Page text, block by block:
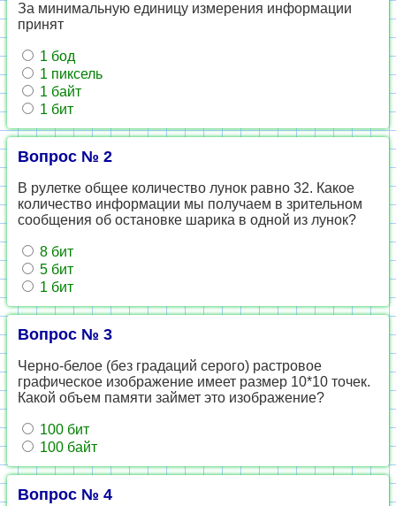
За минимальную единицу измерения информации
принят
1 бод
1 пиксель
1 байт
1 бит
Вопрос № 2
В рулетке общее количество лунок равно 32. Какое
количество информации мы получаем в зрительном
сообщения об остановке шарика в одной из лунок?
8 бит
5 бит
1 бит
Вопрос № 3
Черно-белое (без градаций серого) растровое
графическое изображение имеет размер 10*10 точек.
Какой объем памяти займет это изображение?
100 бит
100 байт
Вопрос № 4